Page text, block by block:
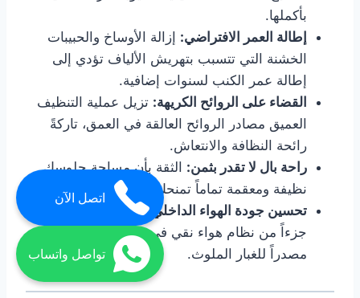
بأكملها.
إطالة العمر الافتراضي: إزالة الأوساخ والحبيبات
الخشنة التي تتسبب بتهريش الألياف تؤدي إلى
إطالة عمر الكنب لسنوات إضافية.
القضاء على الروائح الكريهة: تزيل عملية التنظيف
العميق مصادر الروائح العالقة في العمق، تاركةً
رائحة النظافة والانتعاش.
راحة بال لا تقدر بثمن: الثقة بأن مساحة جلوسك
نظيفة ومعقمة تماماً تمنحك راحة بال كبيرة.
تحسين جودة الهواء الداخلي:يصبح الكنب النظيف
جزءاً من نظام هواء نقي في منزلك، بدلاً من كونه
مصدراً للغبار الملوث.
اتصل الآن
تواصل واتساب